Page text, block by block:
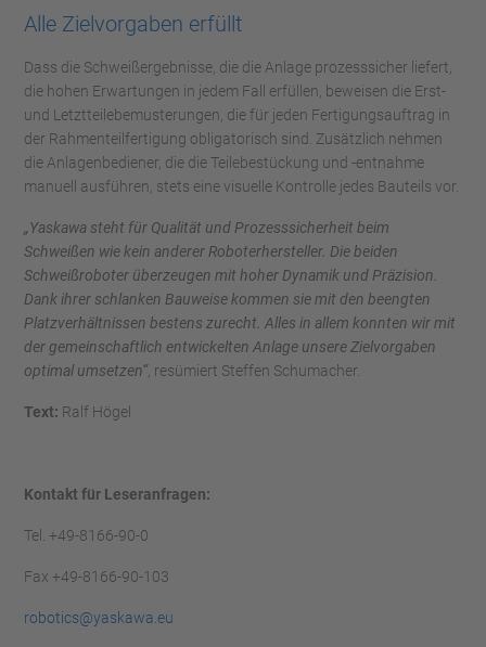
Alle Zielvorgaben erfüllt
Dass die Schweißergebnisse, die die Anlage prozesssicher liefert,
die hohen Erwartungen in jedem Fall erfüllen, beweisen die Erst-
und Letztteilebemusterungen, die für jeden Fertigungsauftrag in
der Rahmenteilfertigung obligatorisch sind. Zusätzlich nehmen
die Anlagenbediener, die die Teilebestückung und -entnahme
manuell ausführen, stets eine visuelle Kontrolle jedes Bauteils vor.
„Yaskawa steht für Qualität und Prozesssicherheit beim
Schweißen wie kein anderer Roboterhersteller. Die beiden
Schweißroboter überzeugen mit hoher Dynamik und Präzision.
Dank ihrer schlanken Bauweise kommen sie mit den beengten
Platzverhältnissen bestens zurecht. Alles in allem konnten wir mit
der gemeinschaftlich entwickelten Anlage unsere Zielvorgaben
optimal umsetzen“ , resümiert Steffen Schumacher.
Text: Ralf Högel
Kontakt für Leseranfragen:
Tel. +49-8166-90-0
Fax +49-8166-90-103
robotics@yaskawa.eu